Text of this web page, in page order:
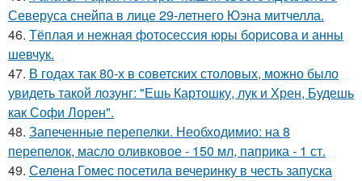
Северуса снейпа в лице 29-летнего Юэна митчелла.
46. Тёплая и нежная фотосессия юры борисова и анны
шевчук.
47. В годах так 80-х в советских столовых, можно было
увидеть такой лозунг: "Ешь Картошку, лук и Хрен, Будешь
как Софи Лорен".
48. Запеченные перепелки. Необходимио: на 8
перепелок, масло оливковое - 150 мл, паприка - 1 ст.
49. Селена Гомес посетила вечеринку в честь запуска